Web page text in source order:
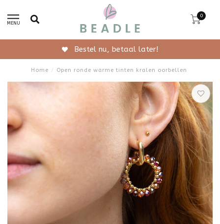
MENU
0
Gratis verzending vanaf 50,-
Home / Open ronde warme tinten kralen oorbellen